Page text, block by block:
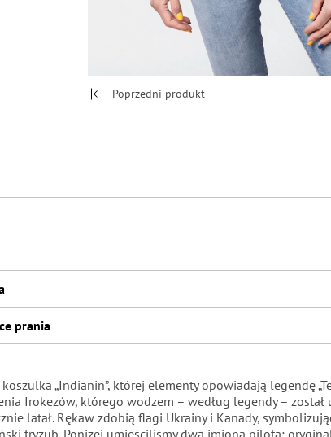
Poprzedni produkt
prania
„Indianin”, której elementy opowiadają legendę
Irokezów, którego wodzem – według legendy –
latał. Rękaw zdobią flagi Ukrainy i Kanady,
tryzub. Poniżej umieściliśmy dwa imiona pilota: